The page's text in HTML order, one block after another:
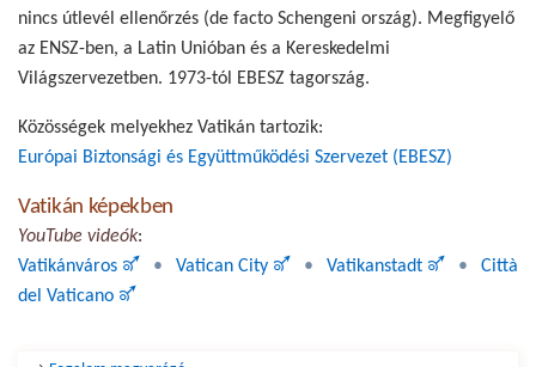
nincs útlevél ellenőrzés (de facto Schengeni ország). Megfigyelő
az ENSZ-ben, a Latin Unióban és a Kereskedelmi
Világszervezetben. 1973-tól EBESZ tagország.
Közösségek melyekhez Vatikán tartozik:
Európai Biztonsági és Együttműködési Szervezet (EBESZ)
Vatikán képekben
YouTube videók:
Vatikánváros 🜝
• Vatican City 🜝 • Vatikanstadt 🜝 •
Città
del Vaticano 🜝